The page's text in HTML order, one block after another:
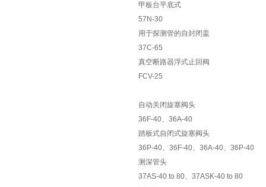
甲板台平底式
57N-30
用于探测管的自封闭盖
37C-65
真空断路器浮式止回阀
FCV-25
自动关闭旋塞阀头
36F-40、 36A-40
踏板式自闭式旋塞阀头
36P-40、36F-40、36A-40、36P-40
测深管头
37AS-40 to 80、37ASK-40 to 80